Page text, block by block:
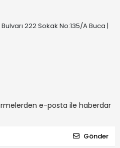
222 Sokak No:135/A Buca |
e-posta ile haberdar
Gönder